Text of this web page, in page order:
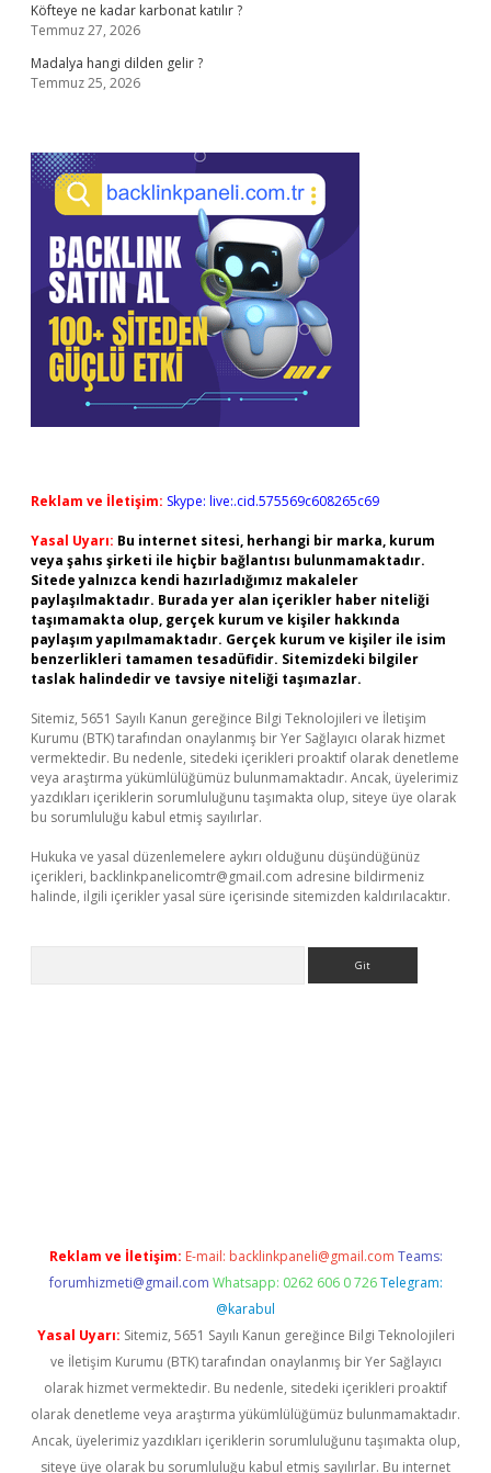
Köfteye ne kadar karbonat katılır ?
Temmuz 27, 2026
Madalya hangi dilden gelir ?
Temmuz 25, 2026
Reklam ve İletişim: Skype: live:.cid.575569c608265c69
Yasal Uyarı: Bu internet sitesi, herhangi bir marka, kurum
veya şahıs şirketi ile hiçbir bağlantısı bulunmamaktadır.
Sitede yalnızca kendi hazırladığımız makaleler
paylaşılmaktadır. Burada yer alan içerikler haber niteliği
taşımamakta olup, gerçek kurum ve kişiler hakkında
paylaşım yapılmamaktadır. Gerçek kurum ve kişiler ile isim
benzerlikleri tamamen tesadüfidir. Sitemizdeki bilgiler
taslak halindedir ve tavsiye niteliği taşımazlar.
Sitemiz, 5651 Sayılı Kanun gereğince Bilgi Teknolojileri ve İletişim
Kurumu (BTK) tarafından onaylanmış bir Yer Sağlayıcı olarak hizmet
vermektedir. Bu nedenle, sitedeki içerikleri proaktif olarak denetleme
veya araştırma yükümlülüğümüz bulunmamaktadır. Ancak, üyelerimiz
yazdıkları içeriklerin sorumluluğunu taşımakta olup, siteye üye olarak
bu sorumluluğu kabul etmiş sayılırlar.
Hukuka ve yasal düzenlemelere aykırı olduğunu düşündüğünüz
içerikleri, backlinkpanelicomtr@gmail.com adresine bildirmeniz
halinde, ilgili içerikler yasal süre içerisinde sitemizden kaldırılacaktır.
Reklam ve İletişim: E-mail: backlinkpaneli@gmail.com Teams:
forumhizmeti@gmail.com Whatsapp: 0262 606 0 726 Telegram:
@karabul
Yasal Uyarı: Sitemiz, 5651 Sayılı Kanun gereğince Bilgi Teknolojileri
ve İletişim Kurumu (BTK) tarafından onaylanmış bir Yer Sağlayıcı
olarak hizmet vermektedir. Bu nedenle, sitedeki içerikleri proaktif
olarak denetleme veya araştırma yükümlülüğümüz bulunmamaktadır.
Ancak, üyelerimiz yazdıkları içeriklerin sorumluluğunu taşımakta olup,
siteye üye olarak bu sorumluluğu kabul etmiş sayılırlar. Bu internet